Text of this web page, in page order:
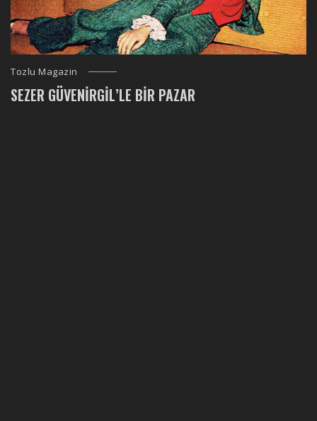
Tozlu Magazin
SEZER GÜVENIRGIL’LE BIR PAZAR